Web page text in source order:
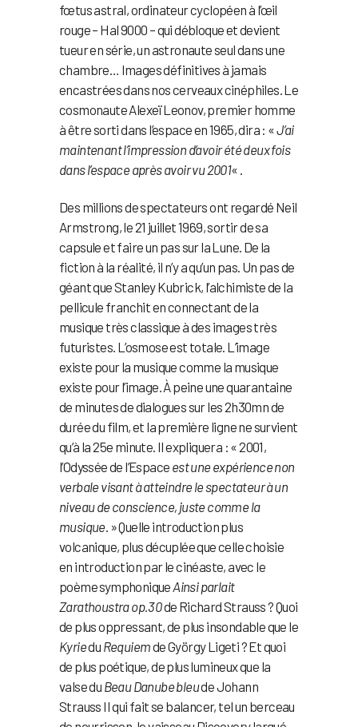
fœtus astral, ordinateur cyclopéen à l’œil
rouge – Hal 9000 – qui débloque et devient
tueur en série, un astronaute seul dans une
chambre… Images définitives à jamais
encastrées dans nos cerveaux cinéphiles. Le
cosmonaute Alexeï Leonov, premier homme
à être sorti dans l’espace en 1965, dira : «J’ai
maintenant l’impression d’avoir été deux fois
dans l’espace après avoir vu 2001« .
Des millions de spectateurs ont regardé Neil
Armstrong, le 21 juillet 1969, sortir de sa
capsule et faire un pas sur la Lune. De la
fiction à la réalité, il n’y a qu’un pas. Un pas de
géant que Stanley Kubrick, l’alchimiste de la
pellicule franchit en connectant de la
musique très classique à des images très
futuristes. L’osmose est totale. L’image
existe pour la musique comme la musique
existe pour l’image. À peine une quarantaine
de minutes de dialogues sur les 2h30mn de
durée du film, et la première ligne ne survient
qu’à la 25e minute. Il expliquera : « 2001,
l’Odyssée de l’Espace est une expérience non
verbale visant à atteindre le spectateur à un
niveau de conscience, juste comme la
musique . » Quelle introduction plus
volcanique, plus décuplée que celle choisie
en introduction par le cinéaste, avec le
poème symphonique Ainsi parlait
Zarathoustra op.30de Richard Strauss ? Quoi
de plus oppressant, de plus insondable que le
Kyriedu Requiemde György Ligeti ? Et quoi
de plus poétique, de plus lumineux que la
valse du Beau Danube bleude Johann
Strauss II qui fait se balancer, tel un berceau